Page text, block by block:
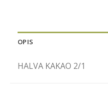
OPIS
HALVA KAKAO 2/1